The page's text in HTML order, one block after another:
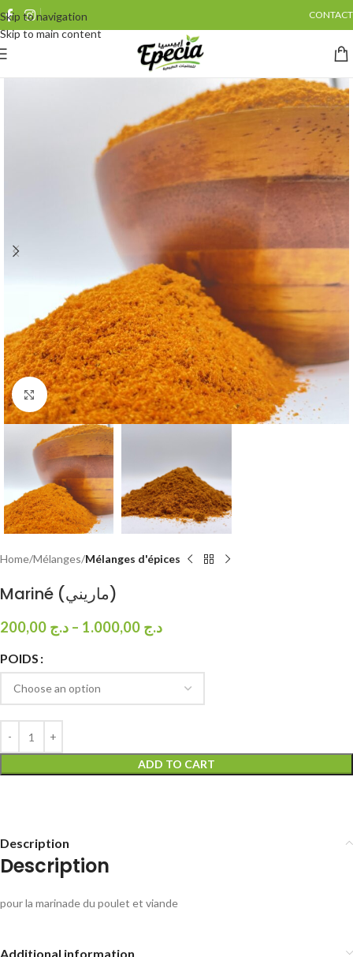
Skip to navigation
Skip to main content
CONTACT
Click to enlarge
Home Mélanges Mélanges d'épices
Mariné (ماريني)
د.ج – د.ج
POIDS
ADD TO CART
Description
Description
pour la marinade du poulet et viande
Additional information